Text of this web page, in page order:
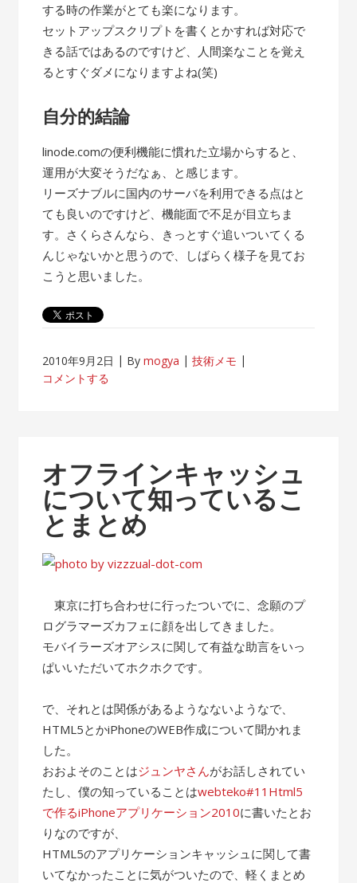
する時の作業がとても楽になります。
セットアップスクリプトを書くとかすれば対応で
きる話ではあるのですけど、人間楽なことを覚え
るとすぐダメになりますよね(笑)
自分的結論
linode.comの便利機能に慣れた立場からすると、
運用が大変そうだなぁ、と感じます。
リーズナブルに国内のサーバを利用できる点はと
ても良いのですけど、機能面で不足が目立ちま
す。さくらさんなら、きっとすぐ追いついてくる
んじゃないかと思うので、しばらく様子を見てお
こうと思いました。
2010年9月2日 Bymogya
技術メモ
コメントする
オフラインキャッシュ
について知っているこ
とまとめ
東京に打ち合わせに行ったついでに、念願のプ
ログラマーズカフェに顔を出してきました。
モバイラーズオアシスに関して有益な助言をいっ
ぱいいただいてホクホクです。
で、それとは関係があるようなないようなで、
HTML5とかiPhoneのWEB作成について聞かれま
した。
おおよそのことはジュンヤさんがお話しされてい
たし、僕の知っていることはwebteko#11Html5
で作るiPhoneアプリケーション2010に書いたとお
りなのですが、
HTML5のアプリケーションキャッシュに関して書
いてなかったことに気がついたので、軽くまとめ